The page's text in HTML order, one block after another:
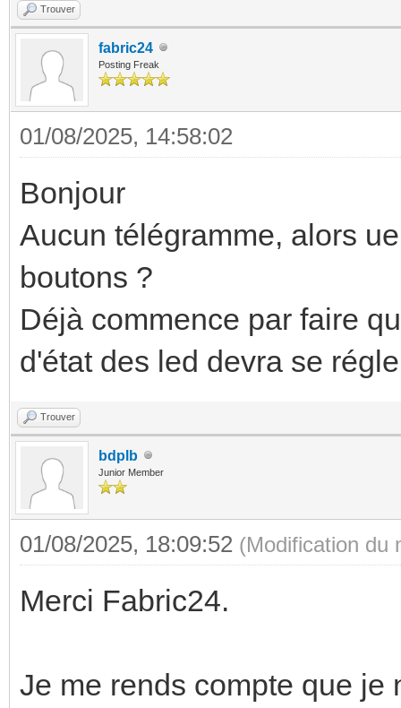
Trouver
fabric24
Posting Freak
01/08/2025, 14:58:02
Bonjour
Aucun télégramme, alors
boutons ?
Déjà commence par faire
d'état des led devra se
Trouver
bdplb
Junior Member
01/08/2025, 18:09:52 (Modification du
Merci Fabric24.
Je me rends compte que je